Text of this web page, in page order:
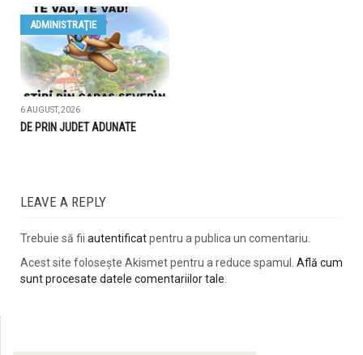
ADMINISTRAŢIE
6 AUGUST, 2026
DE PRIN JUDET ADUNATE
LEAVE A REPLY
Trebuie să fii autentificatpentru a publica un comentariu.
Acest site folosește Akismet pentru a reduce spamul. Află cum
sunt procesate datele comentariilor tale